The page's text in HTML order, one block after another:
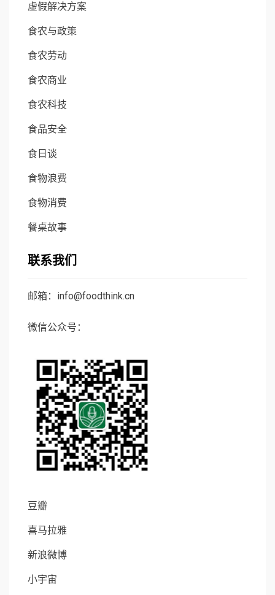
虚假解决方案
食农与政策
食农劳动
食农商业
食农科技
食品安全
食日谈
食物浪费
食物消费
餐桌故事
联系我们
邮箱：info@foodthink.cn
微信公众号：
豆瓣
喜马拉雅
新浪微博
小宇宙